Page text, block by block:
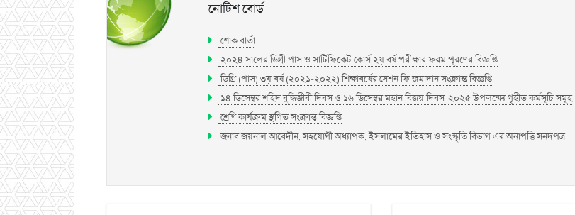
নোটিশ বোর্ড
শোক বার্তা
২০২৪ সালের ডিগ্রী পাস ও সার্টিফিকেট কোর্স ২য় বর্ষ পরীক্ষার ফরম পূরণের বিজ্ঞপ্তি
ডিগ্রি (পাস) ৩য় বর্ষ (২০২১-২০২২) শিক্ষাবর্ষের সেশন ফি জমাদান সংক্রান্ত বিজ্ঞপ্তি
১৪ ডিসেম্বর শহিদ বুদ্ধিজীবী দিবস ও ১৬ ডিসেম্বর মহান বিজয় দিবস-২০২৫ উপলক্ষ্যে গৃহীত কর্মসূচি সমূহ
শ্রেণি কার্যক্রম স্থগিত সংক্রান্ত বিজ্ঞপ্তি
জনাব জয়নাল আবেদীন, সহযোগী অধ্যাপক, ইসলামের ইতিহাস ও সংস্কৃতি বিভাগ এর অনাপত্তি সনদপত্র